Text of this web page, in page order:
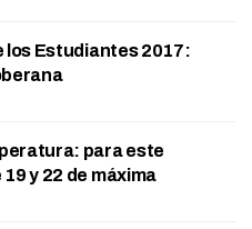
los Estudiantes 2017:
para este
y 22 de máxima